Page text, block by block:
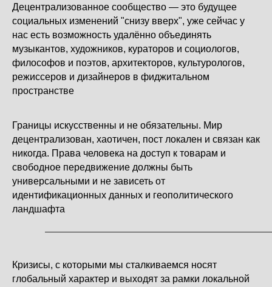
Децентрализованное сообщество — это будущее
социальных изменений "снизу вверх", уже сейчас у
нас есть возможность удалённо объединять
музыкантов, художников, кураторов и социологов,
философов и поэтов, архитекторов, культурологов,
режиссеров и дизайнеров в фиджитальном
пространстве
Границы искусственны и не обязательны. Мир
децентрализован, хаотичен, пост локален и связан как
никогда. Права человека на доступ к товарам и
свободное передвижение должны быть
универсальными и не зависеть от
идентификационных данных и геополитического
ландшафта
Кризисы, с которыми мы сталкиваемся носят
глобальный характер и выходят за рамки локальной